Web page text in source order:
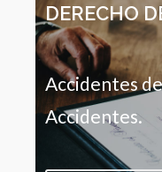
DERECHO
Accidentes
Accidentes.